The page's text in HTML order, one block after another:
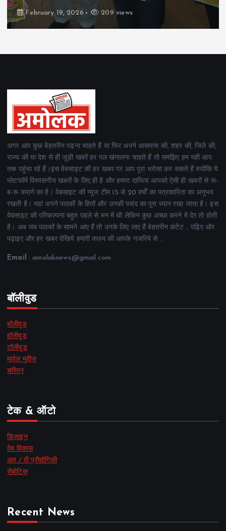
February 19, 2026 209 views
अगर आप कुछ बेहतरीन पढ़ना चाहते हैं या फिर अपने आसपास की, शहर की, जिले की,
राज्य की या देश से ही जुड़ी खबरें हर पल खंगालना चाहते हैं तो समझिए हम यही आप
तक पहुंचा रहे हैं।इस वेबसाइट की हर खबर पर आप पूरा भरोसा कर सकते हैं क्योंकि ये
प्लेटफॉर्म विश्वसनीय खबरों के लिए ही है और हमारा दायित्व आपको ऐसी ही खबरों से रू-
ब-रू कराने का है। वेबसाइट की न्यूज टीम 15 से 20 वर्षों का पत्रकारिता का अनुभव
रखती है। यहां अपने पाठकों के हितों और उनकी पसंद का पूरा ध्यान रखा जाता है। इस
वेबसाइट की परिकल्पना बहुत पहले से मन में थी लेकिन कुछ अच्छा करने में देर तो होती
है। अब जब पाठकों के सामने आए हैं तो उनके लिए लाए हैं बेहतरीन कंटेंट .. पढ़िए और
पढ़ाइए और हर खबर देखिये हमारी कलम की आपके नजरिये से ..
Email : amolaknews@gmail.com
बॉलीवुड
बॉलीवुड
हॉलीवुड
टॉलीवुड
मार्वल मूवीज
चरित्र
टेक & ऑटो
डिज़ाइन
वेब विकास
आर / वी प्रौद्योगिकी
रोबोटिक
Recent News